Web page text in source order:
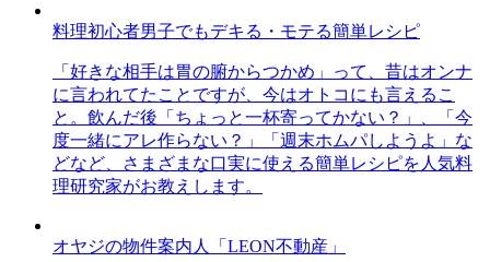
料理初心者男子でもデキる・モテる簡単レシピ
「好きな相手は胃の腑からつかめ」って、昔はオンナ
に言われてたことですが、今はオトコにも言えるこ
と。飲んだ後「ちょっと一杯寄ってかない？」、「今
度一緒にアレ作らない？」「週末ホムパしようよ」な
どなど、さまざまな口実に使える簡単レシピを人気料
理研究家がお教えします。
オヤジの物件案内人「LEON不動産」